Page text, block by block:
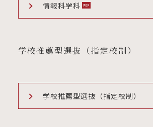
情報科学科
学校推薦型選抜（指定校制）
学校推薦型選抜（指定校制）